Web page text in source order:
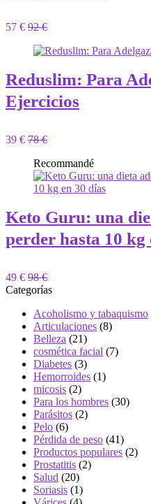
57 € 92 €
Reduslim: Para
Ejercicios
39 € 78 €
Recommandé
Keto Guru: una
perder hasta 10 kg
49 € 98 €
Categorías
Acoholismo y tabaquismo
Articulaciones (8)
Belleza (21)
cosmética facial (7)
Diabetes (3)
Hemorroides (1)
micosis (2)
Para los hombres (30)
Parásitos (2)
Pelo (6)
Pérdida de peso (41)
Productos populares (2)
Prostatitis (2)
Salud (20)
Soriasis (1)